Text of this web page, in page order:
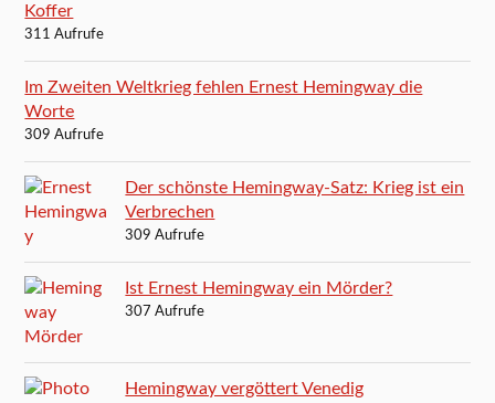
Koffer
311 Aufrufe
Im Zweiten Weltkrieg fehlen Ernest Hemingway die
Worte
309 Aufrufe
Der schönste Hemingway-Satz: Krieg ist ein
Verbrechen
309 Aufrufe
Ist Ernest Hemingway ein Mörder?
307 Aufrufe
Hemingway vergöttert Venedig